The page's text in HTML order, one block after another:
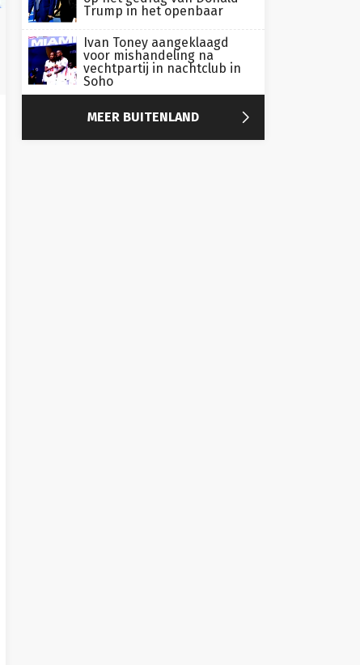
Trump in het openbaar
Ivan Toney aangeklaagd
voor mishandeling na
vechtpartij in nachtclub in
Soho
MEER BUITENLAND 